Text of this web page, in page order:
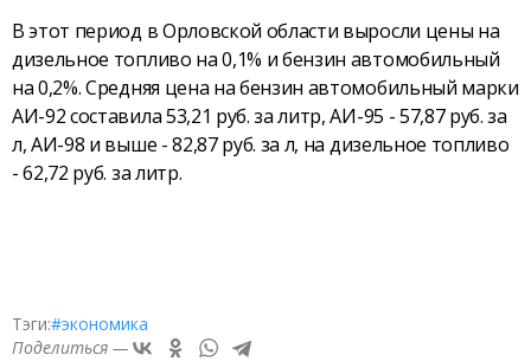
В этот период в Орловской области выросли цены на
дизельное топливо на 0,1% и бензин автомобильный
на 0,2%. Средняя цена на бензин автомобильный марки
АИ-92 составила 53,21 руб. за литр, АИ-95 - 57,87 руб. за
л, АИ-98 и выше - 82,87 руб. за л, на дизельное топливо
- 62,72 руб. за литр.
Тэги:#экономика
Поделиться —